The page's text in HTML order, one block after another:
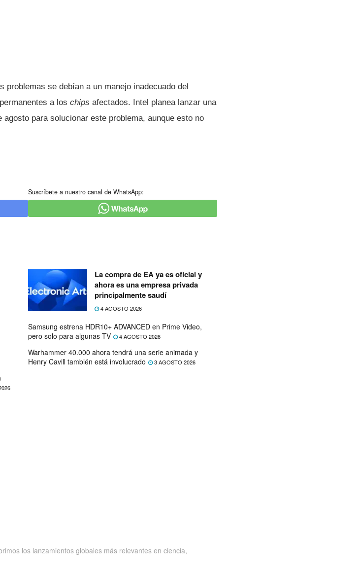
problemas se debían a un manejo inadecuado del
a los chips afectados. Intel planea lanzar una
para solucionar este problema, aunque esto no
Suscríbete a nuestro canal de WhatsApp:
La compra de EA ya es oficial y
ahora es una empresa privada
principalmente saudí
4 AGOSTO 2026
Samsung estrena HDR10+ ADVANCED en Prime Video,
pero solo para algunas TV
4 AGOSTO 2026
Warhammer 40.000 ahora tendrá una serie animada y
Henry Cavill también está involucrado
3 AGOSTO 2026
los lanzamientos globales más relevantes en ciencia,